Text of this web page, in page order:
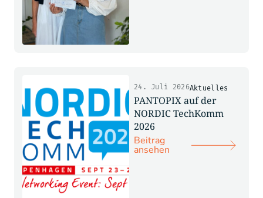
Aktuelles
24. Juli 2026
PANTOPIX auf der
NORDIC TechKomm
2026
Beitrag
ansehen